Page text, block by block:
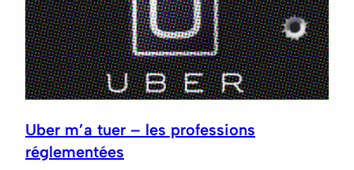
Uber m’a tuer – les professions
réglementées